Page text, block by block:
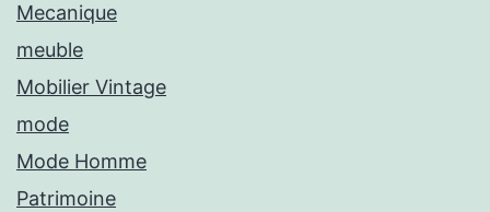
Mecanique
meuble
Mobilier Vintage
mode
Mode Homme
Patrimoine